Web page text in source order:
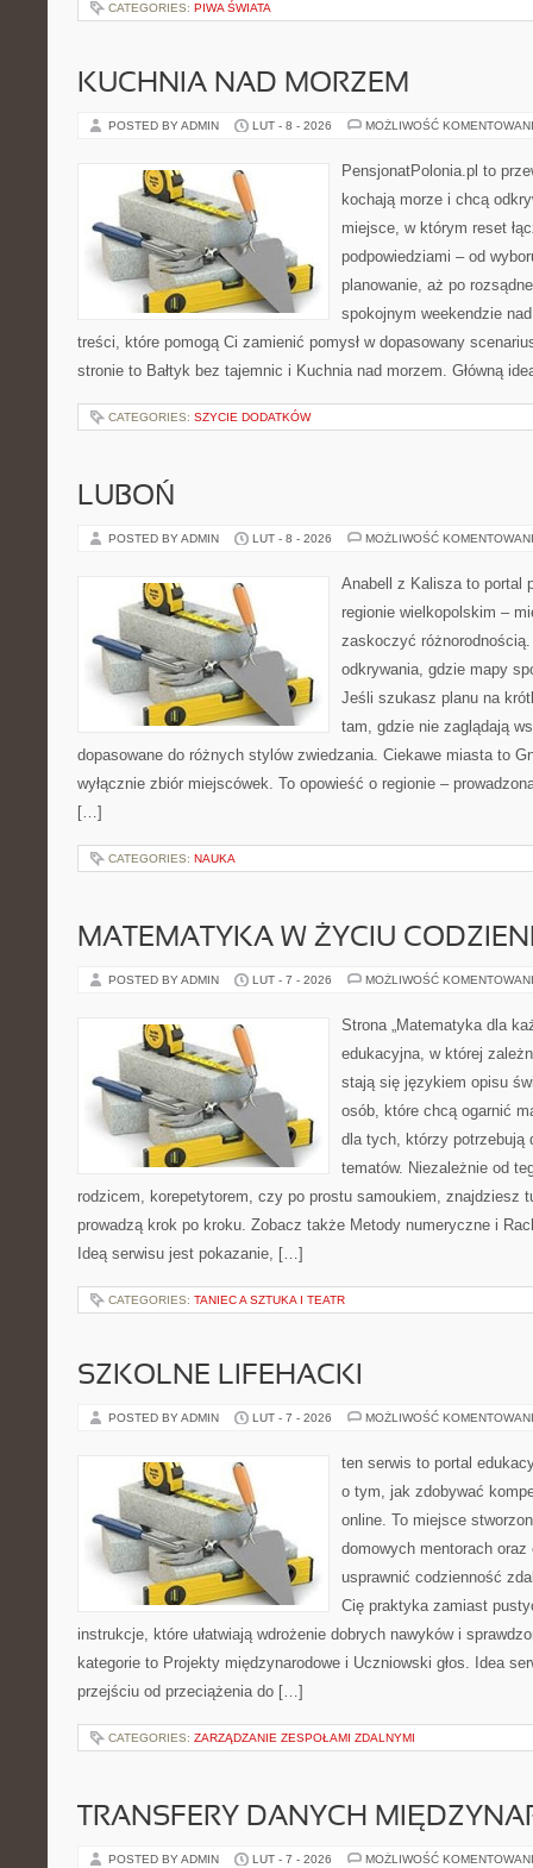
CATEGORIES: PIWA ŚWIATA
KUCHNIA NAD MORZEM
POSTED BY ADMIN LUT - 8 - 2026 MOŻLIWOŚĆ
PensjonatPolonia.pl to
kochają morze i chcą
miejsce, w którym reset
podpowiedziami – od
planowanie, aż po
spokojnym weekendzie
treści, które pomogą Ci zamienić pomysł w dopasowany
stronie to Bałtyk bez tajemnic i Kuchnia nad morzem. Główną
CATEGORIES: SZYCIE DODATKÓW
LUBOŃ
POSTED BY ADMIN LUT - 8 - 2026 MOŻLIWOŚĆ
Anabell z Kalisza to portal
regionie wielkopolskim –
zaskoczyć
odkrywania, gdzie mapy
Jeśli szukasz planu na
tam, gdzie nie zaglądają
dopasowane do różnych stylów zwiedzania. Ciekawe miasta to
wyłącznie zbiór miejscówek. To opowieść o regionie –
[…]
CATEGORIES: NAUKA
MATEMATYKA W ŻYCIU
POSTED BY ADMIN LUT - 7 - 2026 MOŻLIWOŚĆ
Strona „Matematyka dla
edukacyjna, w której
stają się językiem opisu
osób, które chcą ogarnić
dla tych, którzy potrzebują
tematów. Niezależnie od
rodzicem, korepetytorem, czy po prostu samoukiem, znajdziesz
prowadzą krok po kroku. Zobacz także Metody numeryczne i
Ideą serwisu jest pokazanie, […]
CATEGORIES: TANIEC A SZTUKA I TEATR
SZKOLNE LIFEHACKI
POSTED BY ADMIN LUT - 7 - 2026 MOŻLIWOŚĆ
ten serwis to portal
o tym, jak zdobywać
online. To miejsce
domowych mentorach
usprawnić codzienność
Cię praktyka zamiast
instrukcje, które ułatwiają wdrożenie dobrych nawyków i
kategorie to Projekty międzynarodowe i Uczniowski głos. Idea
przejściu od przeciążenia do […]
CATEGORIES: ZARZĄDZANIE ZESPOŁAMI ZDALNYMI
TRANSFERY DANYCH
POSTED BY ADMIN LUT - 7 - 2026 MOŻLIWOŚĆ